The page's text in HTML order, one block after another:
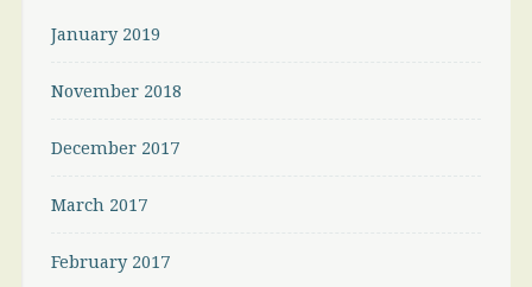
January 2019
November 2018
December 2017
March 2017
February 2017